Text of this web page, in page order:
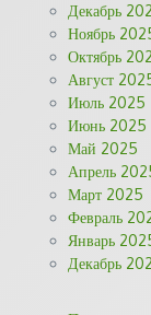
Декабрь
Ноябрь
Октябрь
Август
Июль 2025
Июнь 2025
Май 2025
Апрель
Март 2025
Февраль
Январь
Декабрь